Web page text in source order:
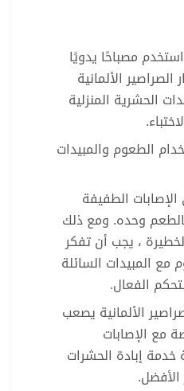
مصباحًا يدويًا
الألمانية
الحشرية المنزلية
الطعوم والمبيدات
الطفيفة
بالطعم وحده. ومع ذلك
، يجب أن تفكر
المبيدات السائلة
الفعال.
الألمانية يصعب
مع الإصابات
خدمة إبادة الحشرات